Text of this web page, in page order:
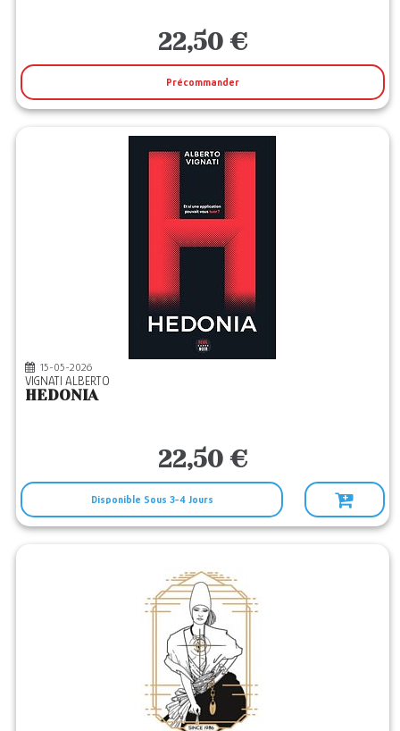
22,50 €
Précommander
15-05-2026
VIGNATI ALBERTO
HEDONIA
22,50 €
Disponible Sous 3-4 Jours